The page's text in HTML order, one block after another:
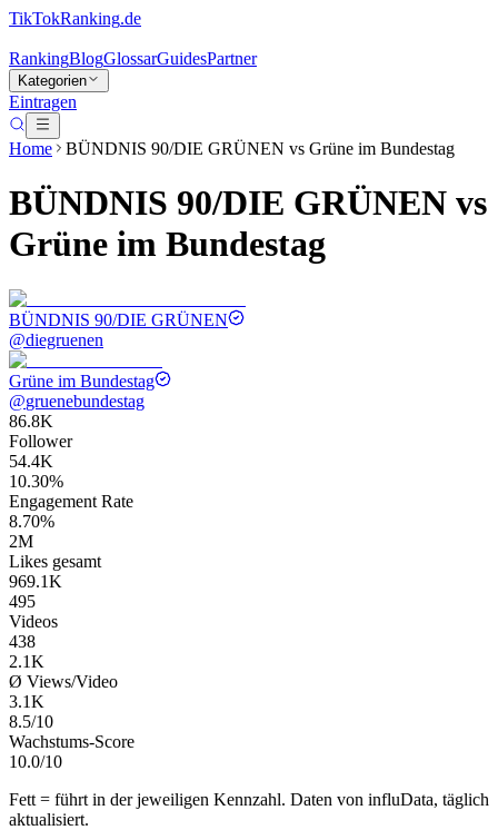
TikTokRanking.de
RankingBlogGlossarGuidesPartner
Kategorien
Eintragen
Home BÜNDNIS 90/DIE GRÜNEN vs Grüne im Bundestag
BÜNDNIS 90/DIE GRÜNEN vs
Grüne im Bundestag
BÜNDNIS 90/DIE GRÜNEN
@diegruenen
Grüne im Bundestag
@gruenebundestag
86.8K
Follower
54.4K
10.30%
Engagement Rate
8.70%
2M
Likes gesamt
969.1K
495
Videos
438
2.1K
Ø Views/Video
3.1K
8.5/10
Wachstums-Score
10.0/10
Fett = führt in der jeweiligen Kennzahl. Daten von influData, täglich
aktualisiert.